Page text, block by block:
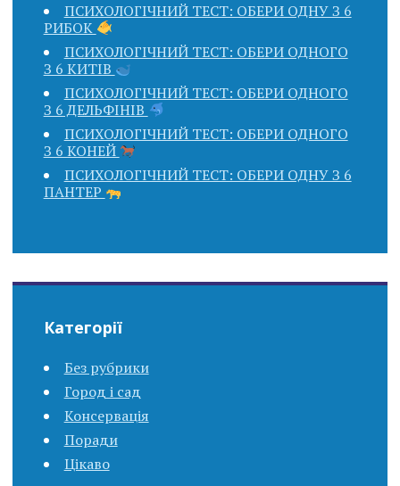
ПСИХОЛОГІЧНИЙ ТЕСТ: ОБЕРИ ОДНУ З 6
РИБОК
ПСИХОЛОГІЧНИЙ ТЕСТ: ОБЕРИ ОДНОГО
З 6 КИТІВ
ПСИХОЛОГІЧНИЙ ТЕСТ: ОБЕРИ ОДНОГО
З 6 ДЕЛЬФІНІВ
ПСИХОЛОГІЧНИЙ ТЕСТ: ОБЕРИ ОДНОГО
З 6 КОНЕЙ
ПСИХОЛОГІЧНИЙ ТЕСТ: ОБЕРИ ОДНУ З 6
ПАНТЕР
Категорії
Без рубрики
Город і сад
Консервація
Поради
Цікаво